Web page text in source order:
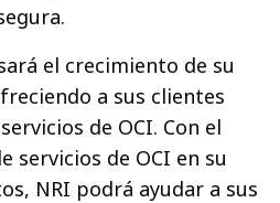
el crecimiento de su
a sus clientes
de OCI. Con el
servicios de OCI en su
NRI podrá ayudar a sus